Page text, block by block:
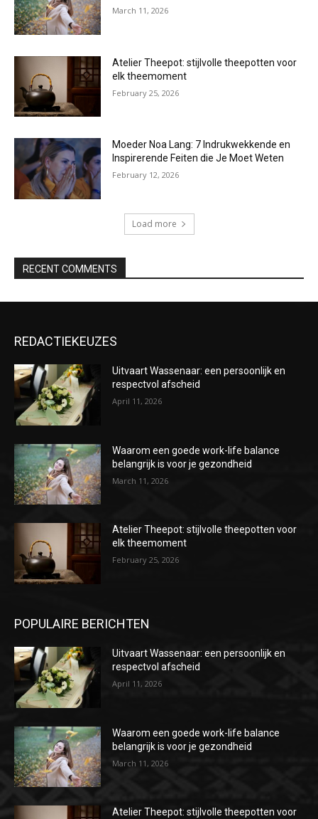
March 11, 2026
Atelier Theepot: stijlvolle theepotten voor
elk theemoment
February 25, 2026
Moeder Noa Lang: 7 Indrukwekkende en
Inspirerende Feiten die Je Moet Weten
February 12, 2026
Load more
RECENT COMMENTS
REDACTIEKEUZES
Uitvaart Wassenaar: een persoonlijk en
respectvol afscheid
April 11, 2026
Waarom een goede work-life balance
belangrijk is voor je gezondheid
March 11, 2026
Atelier Theepot: stijlvolle theepotten voor
elk theemoment
February 25, 2026
POPULAIRE BERICHTEN
Uitvaart Wassenaar: een persoonlijk en
respectvol afscheid
April 11, 2026
Waarom een goede work-life balance
belangrijk is voor je gezondheid
March 11, 2026
Atelier Theepot: stijlvolle theepotten voor